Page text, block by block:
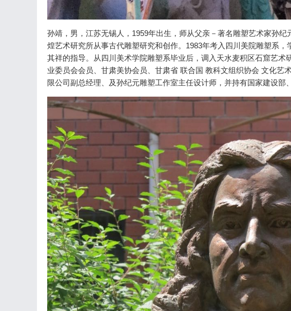
孙靖，男，江苏无锡人，1959年出生，师从父亲－著名雕塑艺术家孙
煌艺术研究所从事古代雕塑研究和创作。1983年考入四川美院雕塑系
其祥的指导。从四川美术学院雕塑系毕业后，调入天水麦积区石窟艺
业委员会会员、甘肃美协会员、甘肃省 联合国 教科文组织协会 文化艺
限公司副总经理、及孙纪元雕塑工作室主任设计师，并持有国家建设部